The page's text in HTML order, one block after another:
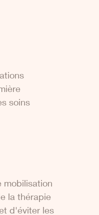
soins
mobilisation
la thérapie
d'éviter les